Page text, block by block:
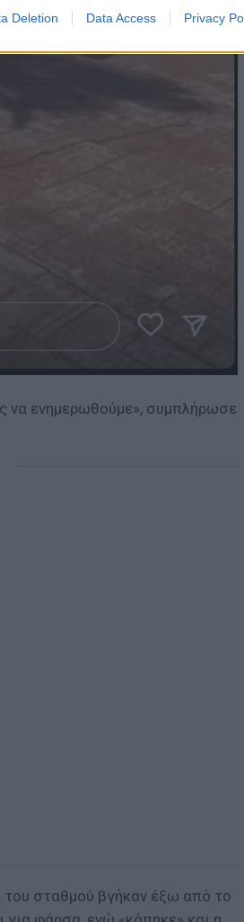
Deletion Data Access Privacy
να ενημερωθούμε», συμπλήρωσε
του σταθμού βγήκαν έξω από το